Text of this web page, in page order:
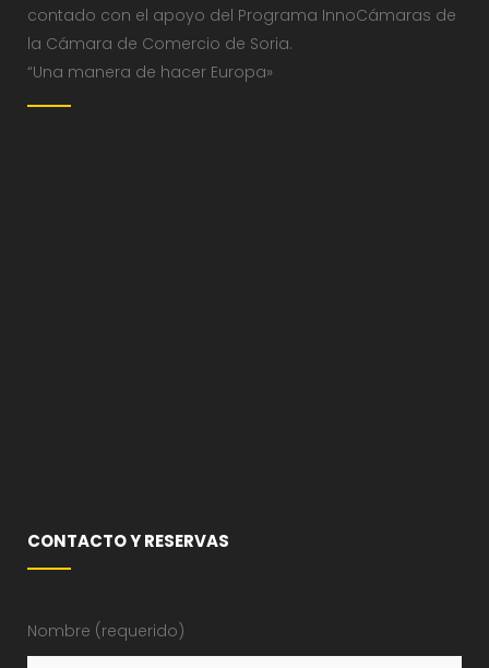
contado con el apoyo del Programa InnoCámaras de
la Cámara de Comercio de Soria.
“Una manera de hacer Europa»
CONTACTO Y RESERVAS
Nombre (requerido)